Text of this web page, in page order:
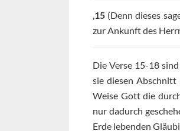
,15 (Denn dieses
zur Ankunft des
Die Verse 15-18
sie diesen
Weise Gott die
nur dadurch
Erde lebenden